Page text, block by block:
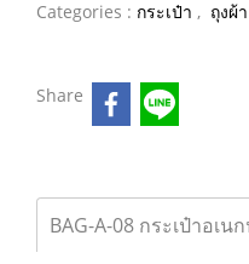
Categories : กระเป๋า , ถุงผ้า
Share